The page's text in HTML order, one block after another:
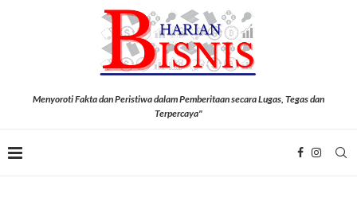
Menyoroti Fakta dan Peristiwa dalam Pemberitaan secara Lugas, Tegas dan
Terpercaya"